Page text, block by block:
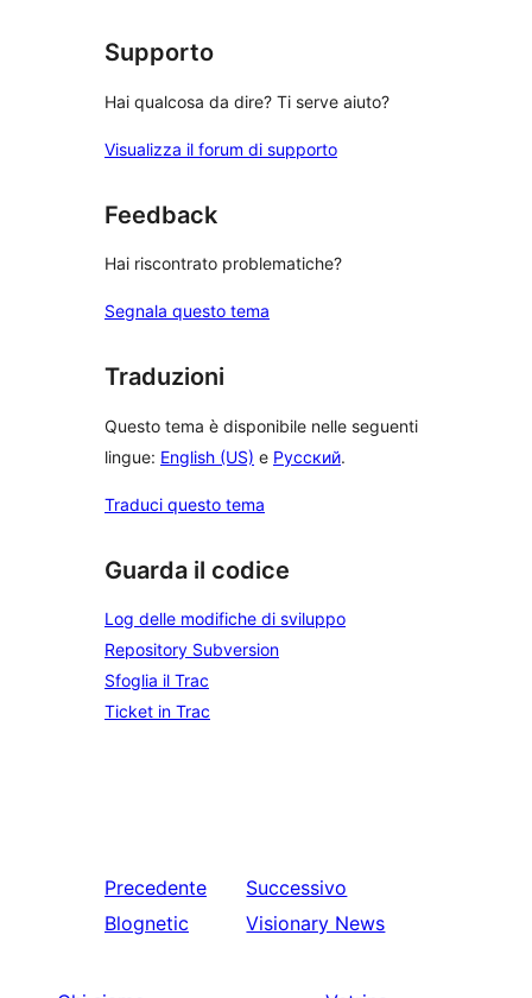
Supporto
Hai qualcosa da dire? Ti serve aiuto?
Visualizza il forum di supporto
Feedback
Hai riscontrato problematiche?
Segnala questo tema
Traduzioni
Questo tema è disponibile nelle seguenti
lingue: English (US) e Русский.
Traduci questo tema
Guarda il codice
Log delle modifiche di sviluppo
Repository Subversion
Sfoglia il Trac
Ticket in Trac
Precedente
Blognetic
Successivo
Visionary News